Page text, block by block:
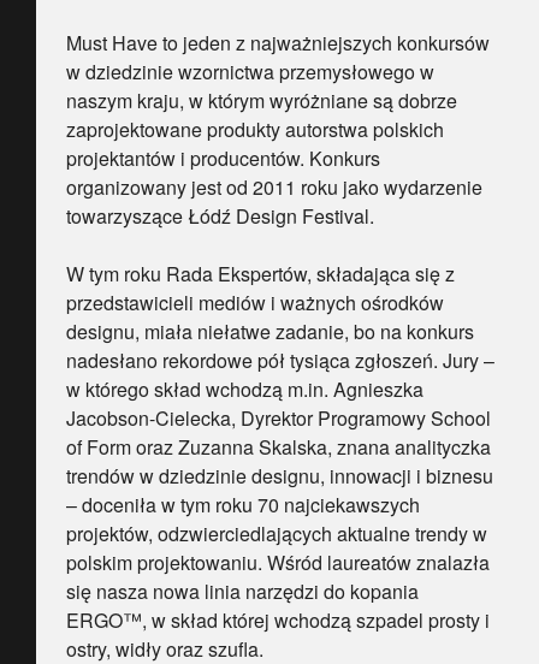
Must Have to jeden z najważniejszych konkursów
w dziedzinie wzornictwa przemysłowego w
naszym kraju, w którym wyróżniane są dobrze
zaprojektowane produkty autorstwa polskich
projektantów i producentów. Konkurs
organizowany jest od 2011 roku jako wydarzenie
towarzyszące Łódź Design Festival.
W tym roku Rada Ekspertów, składająca się z
przedstawicieli mediów i ważnych ośrodków
designu, miała niełatwe zadanie, bo na konkurs
nadesłano rekordowe pół tysiąca zgłoszeń. Jury –
w którego skład wchodzą m.in. Agnieszka
Jacobson-Cielecka, Dyrektor Programowy School
of Form oraz Zuzanna Skalska, znana analityczka
trendów w dziedzinie designu, innowacji i biznesu
– doceniła w tym roku 70 najciekawszych
projektów, odzwierciedlających aktualne trendy w
polskim projektowaniu. Wśród laureatów znalazła
się nasza nowa linia narzędzi do kopania
ERGO™, w skład której wchodzą szpadel prosty i
ostry, widły oraz szufla.